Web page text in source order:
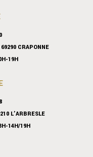
CRAPONNE
19H
L’ARBRESLE
14H/19H